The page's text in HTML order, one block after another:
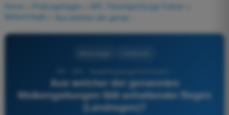
Home Prüfungsfragen SPL Theorieprüfungs-Trainer
Meteorologie
Aus welcher der genannten
Wolkengattungen fällt anhaltender Regen
(Landregen)?